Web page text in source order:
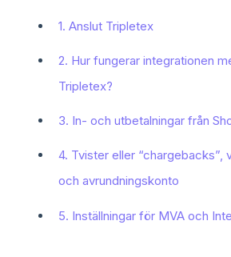
1. Anslut Tripletex
2. Hur fungerar integrationen
Tripletex?
3. In- och utbetalningar från
4. Tvister eller “chargebacks”,
och avrundningskonto
5. Inställningar för MVA och